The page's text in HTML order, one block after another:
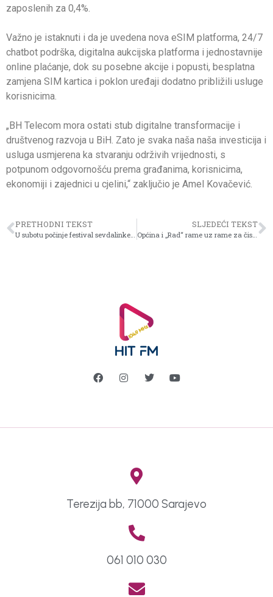
zaposlenih za 0,4%.
Važno je istaknuti i da je uvedena nova eSIM platforma, 24/7
chatbot podrška, digitalna aukcijska platforma i jednostavnije
online plaćanje, dok su posebne akcije i popusti, besplatna
zamjena SIM kartica i poklon uređaji dodatno približili usluge
korisnicima.
„BH Telecom mora ostati stub digitalne transformacije i
društvenog razvoja u BiH. Zato je svaka naša naša investicija i
usluga usmjerena ka stvaranju održivih vrijednosti, s
potpunom odgovornošću prema građanima, korisnicima,
ekonomiji i zajednici u cjelini,“ zaključio je Amel Kovačević.
PRETHODNI TEKST SLJEDEĆI TEKST
Općina i „Rad“ rame uz rame za čisto i sigurno Novo Sarajevo – stižu „pauk“ i novo vozilo za odvoz otpada
Terezija bb, 71000 Sarajevo
061 010 030